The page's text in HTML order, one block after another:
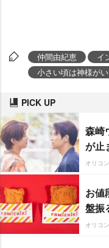
仲間由紀恵 イ
小さい頃は神様が
PICK UP
森崎
が止
オリコ
お値
盤振
オリコ